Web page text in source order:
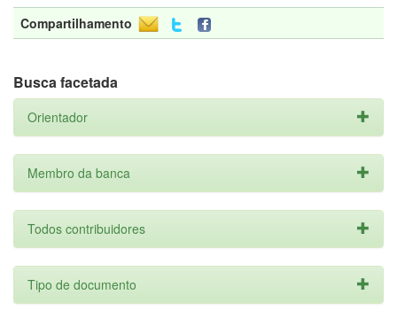
Compartilhamento
Busca facetada
Orientador
Membro da banca
Todos contribuidores
Tipo de documento